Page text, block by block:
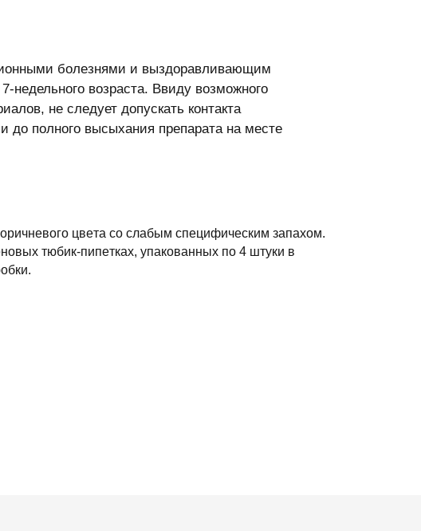
болезнями и выздоравливающим
возраста. Ввиду возможного
не следует допускать контакта
до полного высыхания препарата на месте
цвeтa co cлaбым cпeцифичecким зaпaxoм.
тюбик-пипeткax, упaкoвaнныx пo 4 штуки в